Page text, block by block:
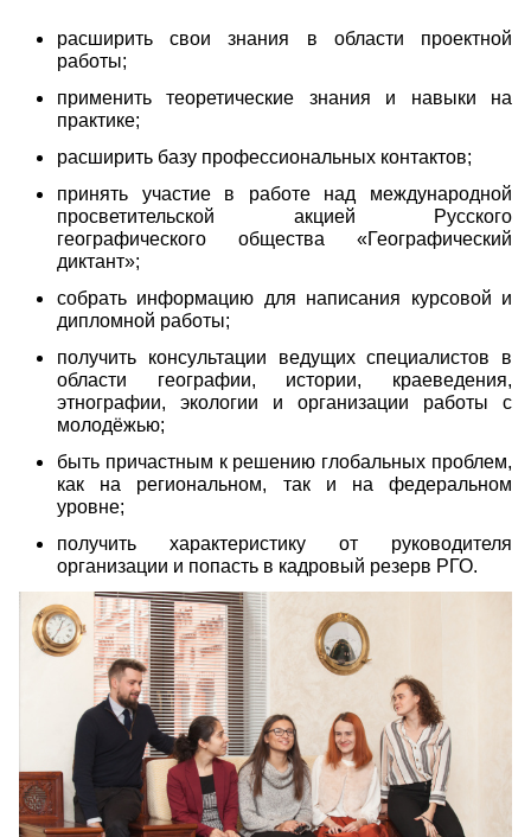
расширить свои знания в области проектной
работы;
применить теоретические знания и навыки на
практике;
расширить базу профессиональных контактов;
принять участие в работе над международной
просветительской акцией Русского
географического общества «Географический
диктант»;
собрать информацию для написания курсовой и
дипломной работы;
получить консультации ведущих специалистов в
области географии, истории, краеведения,
этнографии, экологии и организации работы с
молодёжью;
быть причастным к решению глобальных проблем,
как на региональном, так и на федеральном
уровне;
получить характеристику от руководителя
организации и попасть в кадровый резерв РГО.
img_9912.jpg